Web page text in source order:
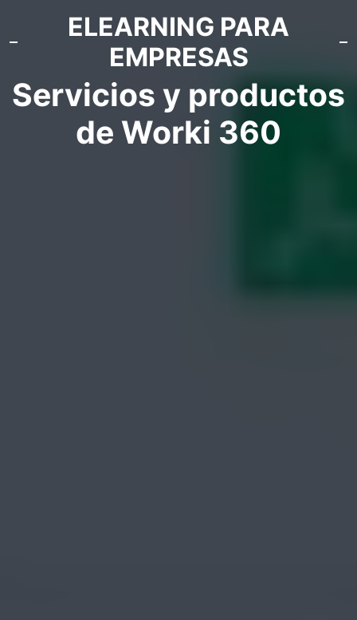
ELEARNING PARA
EMPRESAS
Servicios y productos
de Worki 360